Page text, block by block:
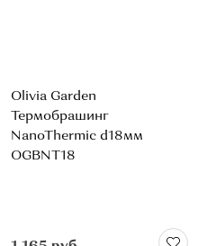
Olivia Garden
Термобрашинг
NanoThermic d18мм
OGBNT18